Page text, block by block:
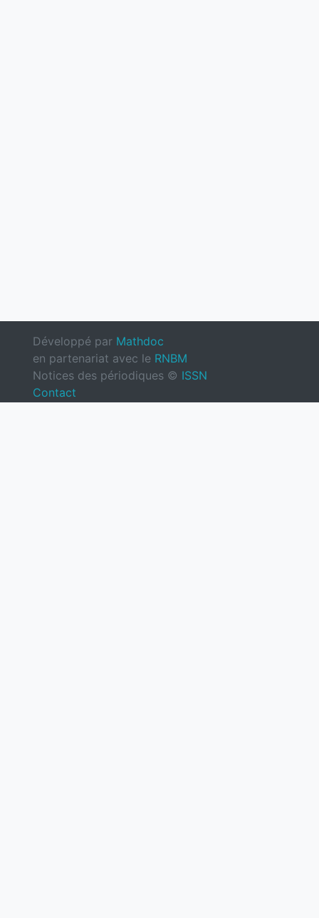
Développé par Mathdoc
en partenariat avec le RNBM
Notices des périodiques © ISSN
Contact